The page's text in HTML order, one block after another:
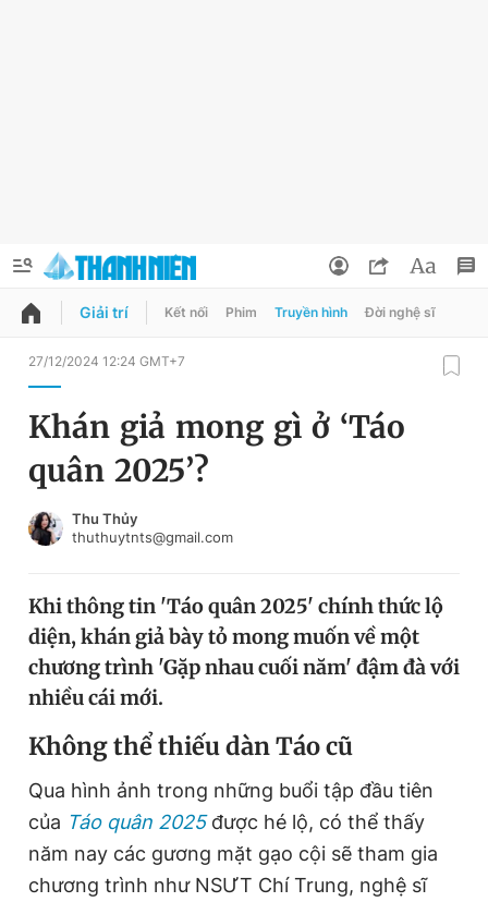
QUẢNG CÁO
Chuyên mục
Chuyên mục khác
Tin thị trường Tin 360
Video
Sản phẩm khác
Tiện ích Bạn cần biết
Thông tin tòa soạn Liên hệ quảng cáo
Đổi mật khẩu
Tin đã lưu
Tin đã xem
Đăng xuất
Giải trí Kết nối Phim Truyền hình Đời nghệ sĩ
27/12/2024 12:24 GMT+7
Khán giả mong gì ở ‘Táo
quân 2025’?
Thu Thủy
thuthuytnts@gmail.com
Khi thông tin 'Táo quân 2025' chính thức lộ
diện, khán giả bày tỏ mong muốn về một
chương trình 'Gặp nhau cuối năm' đậm đà với
nhiều cái mới.
Không thể thiếu dàn Táo cũ
Qua hình ảnh trong những buổi tập đầu tiên
của Táo quân 2025được hé lộ, có thể thấy
năm nay các gương mặt gạo cội sẽ tham gia
chương trình như NSƯT Chí Trung, nghệ sĩ